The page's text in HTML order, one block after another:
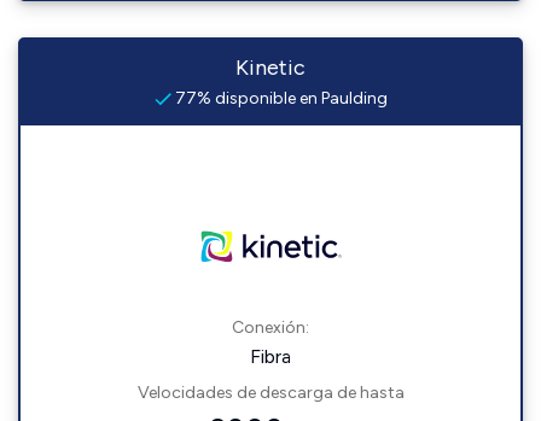
Kinetic
77% disponible en Paulding
Conexión:
Fibra
Velocidades de descarga de hasta